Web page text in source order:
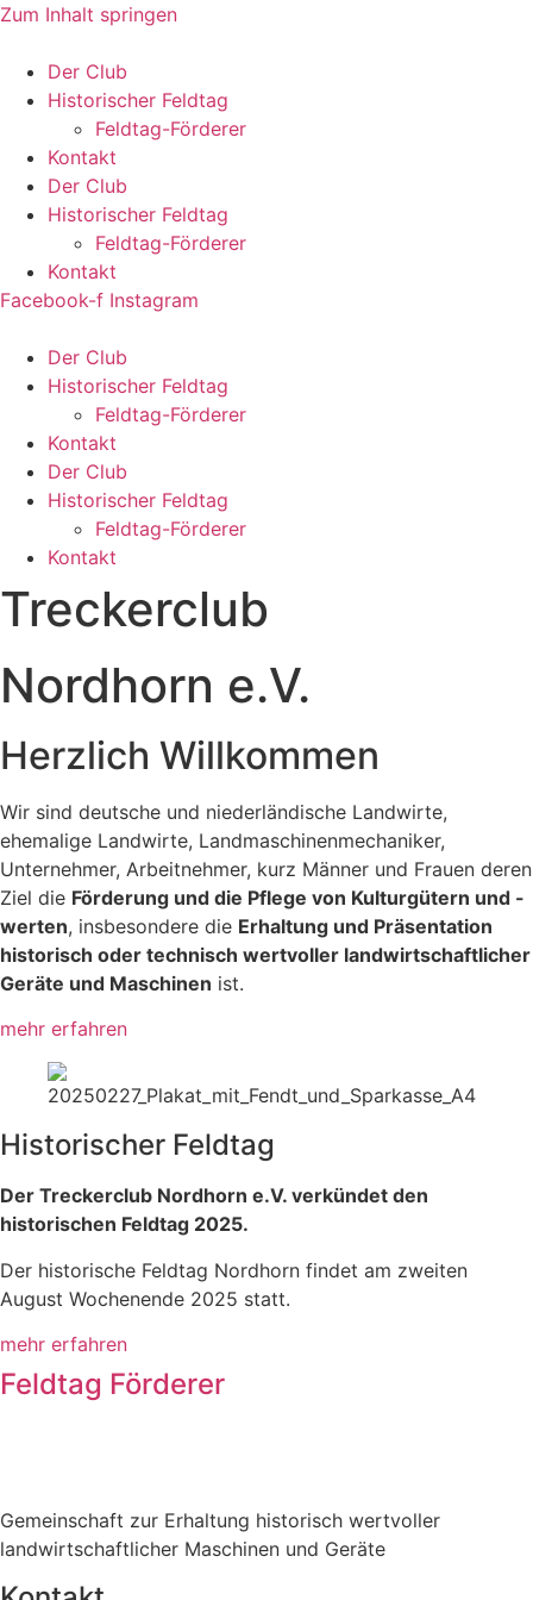
Zum Inhalt springen
Der Club
Historischer Feldtag
Feldtag-Förderer
Kontakt
Der Club
Historischer Feldtag
Feldtag-Förderer
Kontakt
Facebook-f Instagram
Der Club
Historischer Feldtag
Feldtag-Förderer
Kontakt
Der Club
Historischer Feldtag
Feldtag-Förderer
Kontakt
Treckerclub
Nordhorn e.V.
Herzlich Willkommen
Wir sind deutsche und niederländische Landwirte,
ehemalige Landwirte, Landmaschinenmechaniker,
Unternehmer, Arbeitnehmer, kurz Männer und Frauen deren
Ziel die Förderung und die Pflege von Kulturgütern und -
werten, insbesondere die Erhaltung und Präsentation
historisch oder technisch wertvoller landwirtschaftlicher
Geräte und Maschinen ist.
mehr erfahren
Historischer Feldtag
Der Treckerclub Nordhorn e.V. verkündet den
historischen Feldtag 2025.
Der historische Feldtag Nordhorn findet am zweiten
August Wochenende 2025 statt.
mehr erfahren
Feldtag Förderer
Gemeinschaft zur Erhaltung historisch wertvoller
landwirtschaftlicher Maschinen und Geräte